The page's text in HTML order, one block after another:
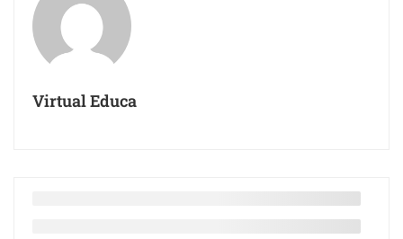
Virtual Educa